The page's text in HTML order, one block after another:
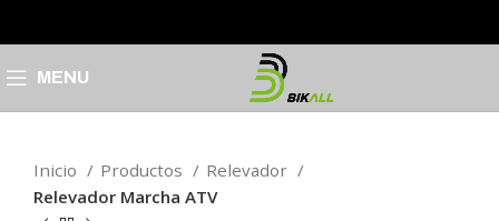
MENU
Inicio Productos
Relevador
Relevador Marcha ATV